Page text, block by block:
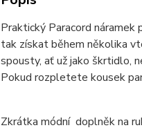
Praktický Paracord
tak získat během několika
spousty, ať už jako škrtidlo,
Pokud rozpletete kousek
Zkrátka módní doplněk na